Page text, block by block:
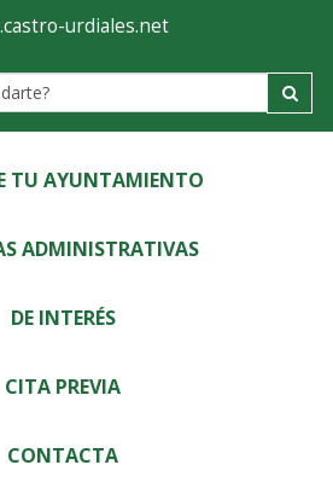
urdiales.net
Label
TU AYUNTAMIENTO
ADMINISTRATIVAS
DE INTERÉS
CITA PREVIA
CONTACTA